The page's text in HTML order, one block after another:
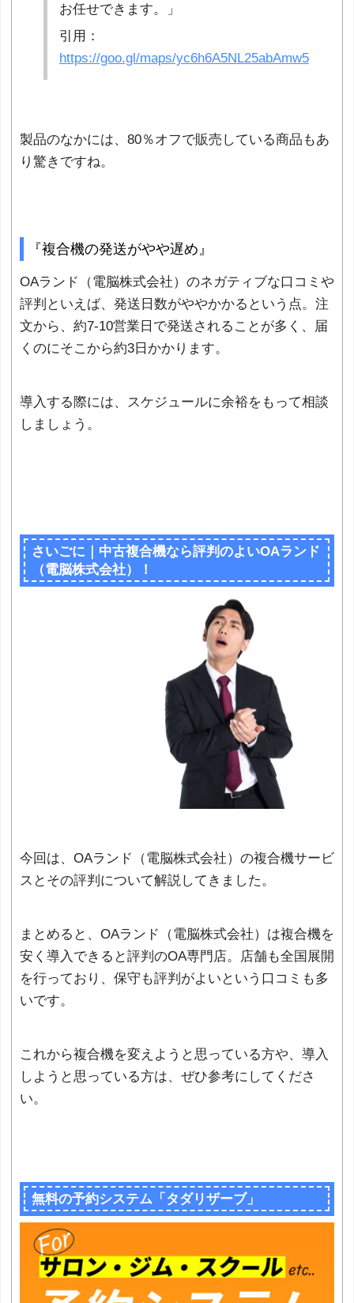
お任せできます。」
引用：
https://goo.gl/maps/yc6h6A5NL25abAmw5
製品のなかには、80％オフで販売している商品もあ
り驚きですね。
『複合機の発送がやや遅め』
OAランド（電脳株式会社）のネガティブな口コミや
評判といえば、発送日数がややかかるという点。注
文から、約7-10営業日で発送されることが多く、届
くのにそこから約3日かかります。
導入する際には、スケジュールに余裕をもって相談
しましょう。
さいごに｜中古複合機なら評判のよいOAランド
（電脳株式会社）！
今回は、OAランド（電脳株式会社）の複合機サービ
スとその評判について解説してきました。
まとめると、OAランド（電脳株式会社）は複合機を
安く導入できると評判のOA専門店。店舗も全国展開
を行っており、保守も評判がよいという口コミも多
いです。
これから複合機を変えようと思っている方や、導入
しようと思っている方は、ぜひ参考にしてくださ
い。
無料の予約システム「タダリザーブ」